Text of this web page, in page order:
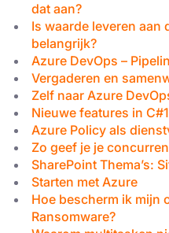
dat aan?
Is waarde leveren aan
belangrijk?
Azure DevOps –
Vergaderen en
Zelf naar Azure
Nieuwe features in
Azure Policy als
Zo geef je je
SharePoint Thema’s:
Starten met Azure
Hoe bescherm ik mijn
Ransomware?